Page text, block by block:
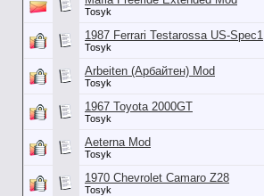
Tosyk
1987 Ferrari Testarossa US-Spec1
Tosyk
Arbeiten (Арбайтен) Mod
Tosyk
1967 Toyota 2000GT
Tosyk
Aeterna Mod
Tosyk
1970 Chevrolet Camaro Z28
Tosyk